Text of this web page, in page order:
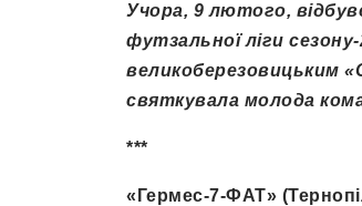
Учора, 9 лютого,
футзальної ліги сезону-
великоберезовицьким
святкувала молода
***
«Гермес-7-ФАТ»